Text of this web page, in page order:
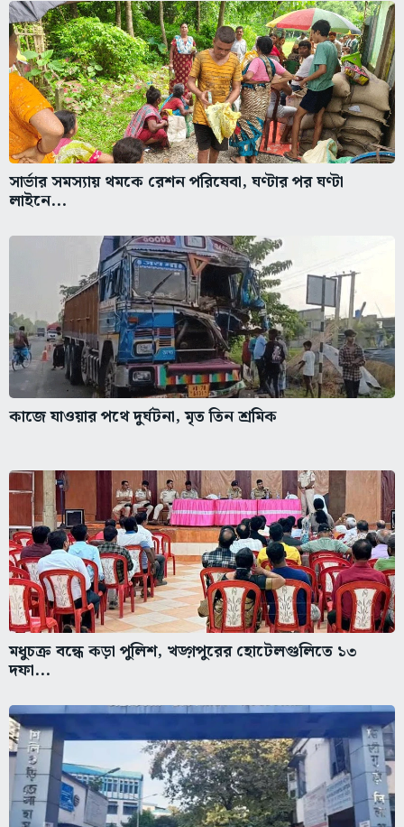
সার্ভার সমস্যায় থমকে রেশন পরিষেবা, ঘণ্টার পর ঘণ্টা
লাইনে...
কাজে যাওয়ার পথে দুর্ঘটনা, মৃত তিন শ্রমিক
মধুচক্র বন্ধে কড়া পুলিশ, খড়্গপুরের হোটেলগুলিতে ১৩
দফা...